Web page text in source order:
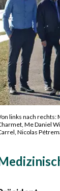
links nach rechts:
Me Daniel
Nicolas